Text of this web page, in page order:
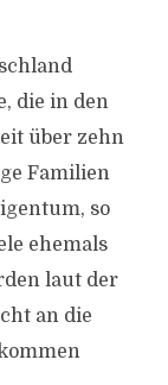
die in den
über zehn
Familien
so
ehemals
laut der
an die